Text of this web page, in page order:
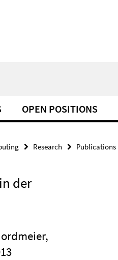
OPEN POSITIONS
Research Publications
der